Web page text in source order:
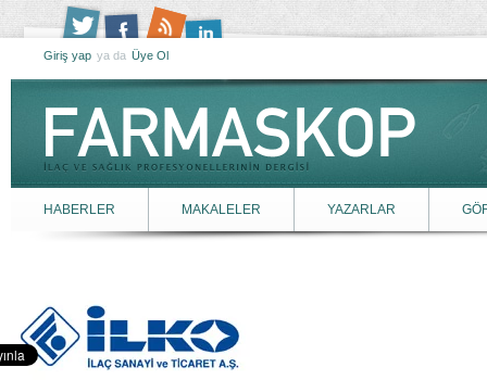
Giriş yap ya da Üye Ol
HABERLER MAKALELER YAZARLAR